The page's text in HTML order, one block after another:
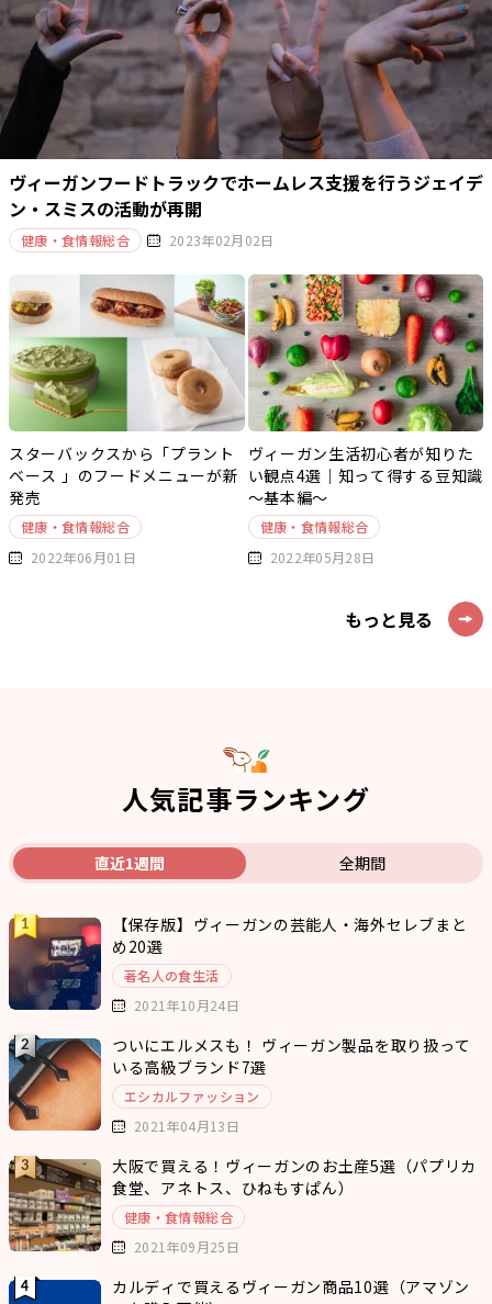
ヴィーガンフードトラックでホームレス支援を行うジェイデ
ン・スミスの活動が再開
健康・食情報総合 2023年02月02日
スターバックスから「プラント
ベース 」のフードメニューが新
発売
健康・食情報総合
2022年06月01日
ヴィーガン生活初心者が知りた
い観点4選｜知って得する豆知識
～基本編～
健康・食情報総合
2022年05月28日
もっと見る
人気記事ランキング
直近1週間 全期間
【保存版】ヴィーガンの芸能人・海外セレブまと
め20選
著名人の食生活
2021年10月24日
ついにエルメスも！ ヴィーガン製品を取り扱って
いる高級ブランド7選
エシカルファッション
2021年04月13日
大阪で買える！ヴィーガンのお土産5選（パプリカ
食堂、アネトス、ひねもすぱん）
健康・食情報総合
2021年09月25日
カルディで買えるヴィーガン商品10選（アマゾン